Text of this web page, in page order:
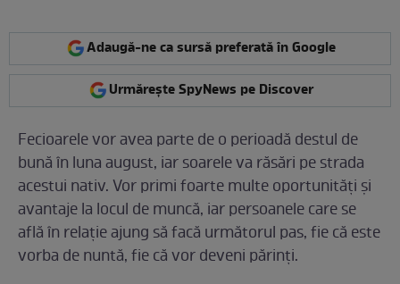
Adaugă-ne ca sursă preferată în Google
Urmărește SpyNews pe Discover
Fecioarele vor avea parte de o perioadă destul de
bună în luna august, iar soarele va răsări pe strada
acestui nativ. Vor primi foarte multe oportunități și
avantaje la locul de muncă, iar persoanele care se
află în relație ajung să facă următorul pas, fie că este
vorba de nuntă, fie că vor deveni părinți.